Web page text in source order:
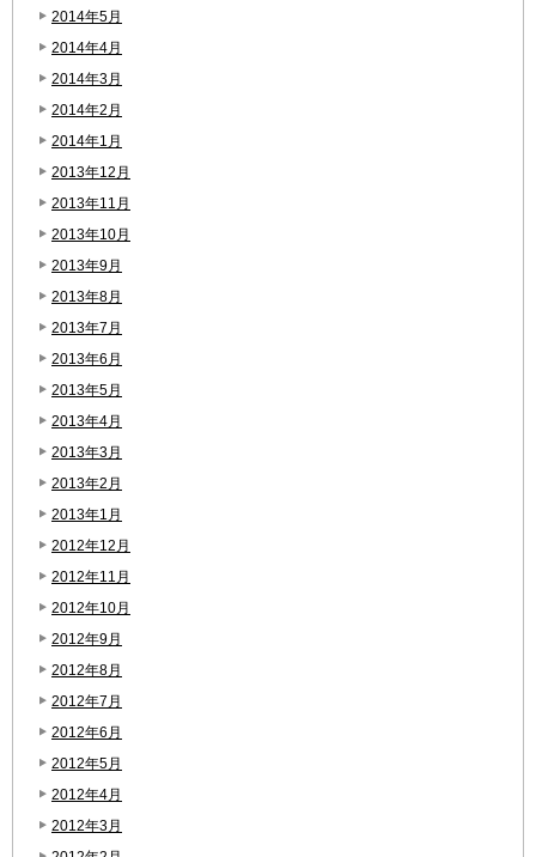
2014年5月
2014年4月
2014年3月
2014年2月
2014年1月
2013年12月
2013年11月
2013年10月
2013年9月
2013年8月
2013年7月
2013年6月
2013年5月
2013年4月
2013年3月
2013年2月
2013年1月
2012年12月
2012年11月
2012年10月
2012年9月
2012年8月
2012年7月
2012年6月
2012年5月
2012年4月
2012年3月